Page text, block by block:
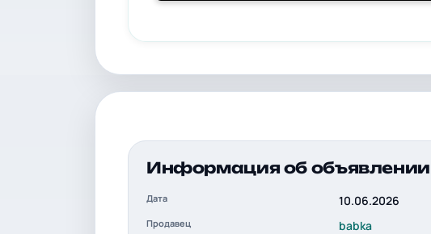
Информация об объявлении
Дата 10.06.2026
Продавец babka